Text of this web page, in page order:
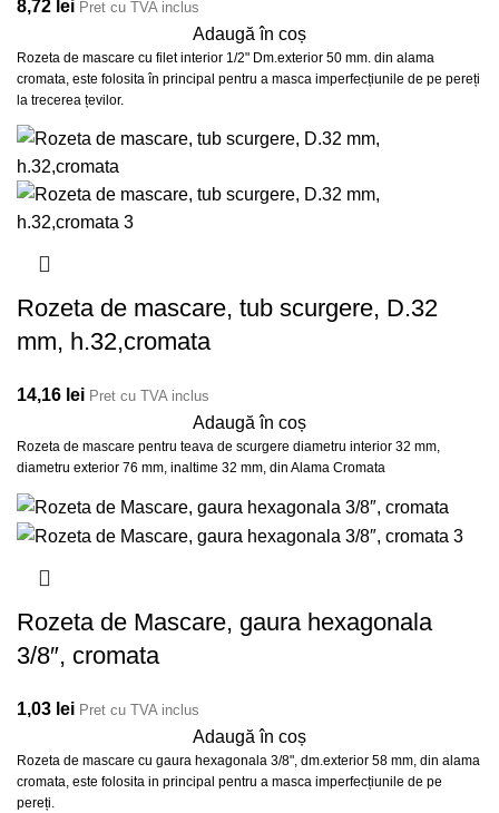
8,72 lei Pret cu TVA inclus
Adaugă în coș
Rozeta de mascare cu filet interior 1/2" Dm.exterior 50 mm. din alama
cromata, este folosita în principal pentru a masca imperfecțiunile de pe pereți
la trecerea țevilor.
Rozeta de mascare, tub scurgere, D.32
mm, h.32,cromata
14,16 lei Pret cu TVA inclus
Adaugă în coș
Rozeta de mascare pentru teava de scurgere diametru interior 32 mm,
diametru exterior 76 mm, inaltime 32 mm, din Alama Cromata
Rozeta de Mascare, gaura hexagonala
3/8″, cromata
1,03 lei Pret cu TVA inclus
Adaugă în coș
Rozeta de mascare cu gaura hexagonala 3/8", dm.exterior 58 mm, din alama
cromata, este folosita in principal pentru a masca imperfecțiunile de pe
pereți.